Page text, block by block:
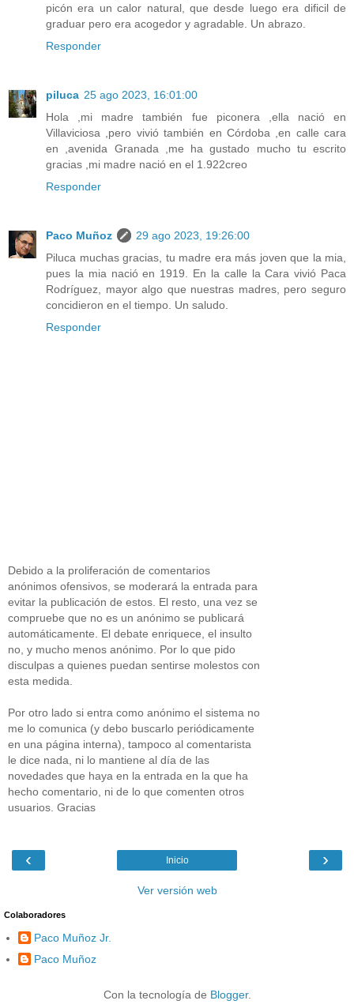
picón era un calor natural, que desde luego era dificil de
graduar pero era acogedor y agradable. Un abrazo.
Responder
piluca 25 ago 2023, 16:01:00
Hola ,mi madre también fue piconera ,ella nació en
Villaviciosa ,pero vivió también en Córdoba ,en calle cara
en ,avenida Granada ,me ha gustado mucho tu escrito
gracias ,mi madre nació en el 1.922creo
Responder
Paco Muñoz
29 ago 2023, 19:26:00
Piluca muchas gracias, tu madre era más joven que la mia,
pues la mia nació en 1919. En la calle la Cara vivió Paca
Rodríguez, mayor algo que nuestras madres, pero seguro
concidieron en el tiempo. Un saludo.
Responder
Debido a la proliferación de comentarios
anónimos ofensivos, se moderará la entrada para
evitar la publicación de estos. El resto, una vez se
compruebe que no es un anónimo se publicará
automáticamente. El debate enriquece, el insulto
no, y mucho menos anónimo. Por lo que pido
disculpas a quienes puedan sentirse molestos con
esta medida.
Por otro lado si entra como anónimo el sistema no
me lo comunica (y debo buscarlo periódicamente
en una página interna), tampoco al comentarista
le dice nada, ni lo mantiene al día de las
novedades que haya en la entrada en la que ha
hecho comentario, ni de lo que comenten otros
usuarios. Gracias
‹ ›
Inicio
Ver versión web
Colaboradores
Paco Muñoz Jr.
Paco Muñoz
Con la tecnología de Blogger.